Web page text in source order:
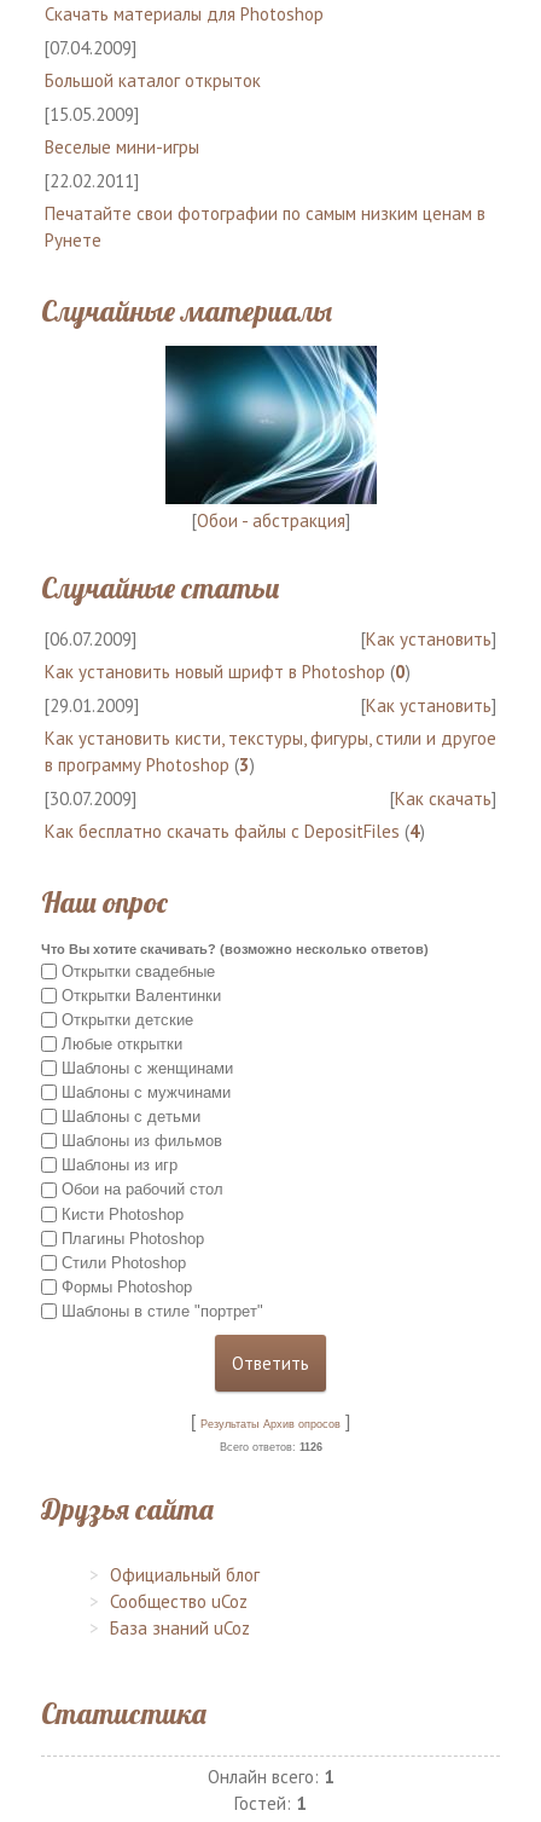
Скачать материалы для Photoshop
[07.04.2009]
Большой каталог открыток
[15.05.2009]
Веселые мини-игры
[22.02.2011]
Печатайте свои фотографии по самым низким ценам в
Рунете
Случайные материалы
[Обои - абстракция]
Случайные статьи
[06.07.2009] [Как установить]
Как установить новый шрифт в Photoshop (0)
[29.01.2009]
[Как установить]
Как установить кисти, текстуры, фигуры, стили и другое
в программу Photoshop (3)
[30.07.2009]
[Как скачать]
Как бесплатно скачать файлы с DepositFiles (4)
Наш опрос
Что Вы хотите скачивать? (возможно несколько ответов)
Открытки свадебные
Открытки Валентинки
Открытки детские
Любые открытки
Шаблоны с женщинами
Шаблоны с мужчинами
Шаблоны с детьми
Шаблоны из фильмов
Шаблоны из игр
Обои на рабочий стол
Кисти Photoshop
Плагины Photoshop
Стили Photoshop
Формы Photoshop
Шаблоны в стиле "портрет"
[ Результаты Архив опросов ]
Всего ответов: 1126
Друзья сайта
Официальный блог
Сообщество uCoz
База знаний uCoz
Статистика
Онлайн всего: 1
Гостей: 1